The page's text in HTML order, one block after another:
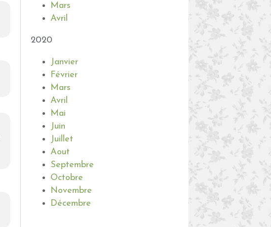
Mars
Avril
2020
Janvier
Février
Mars
Avril
Mai
Juin
Juillet
Aout
Septembre
Octobre
Novembre
Décembre